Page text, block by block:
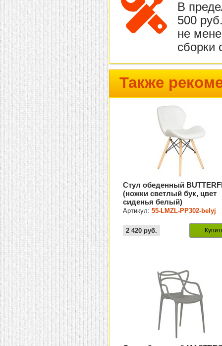
В
500
не
сборки
Также
Стул обеденный
(ножки светлый бук, цвет
сиденья белый)
Артикул:55-LMZL-PP302-belyj
2 420 руб.